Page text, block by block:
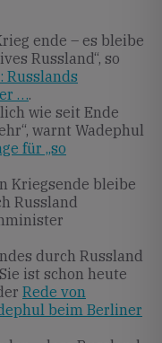
ende – es bleibe
Russland“, so
Russlands
….
wie seit Ende
warnt Wadephul
für „so
Kriegsende bleibe
Russland
durch Russland
ist schon heute
Rede von
beim Berliner